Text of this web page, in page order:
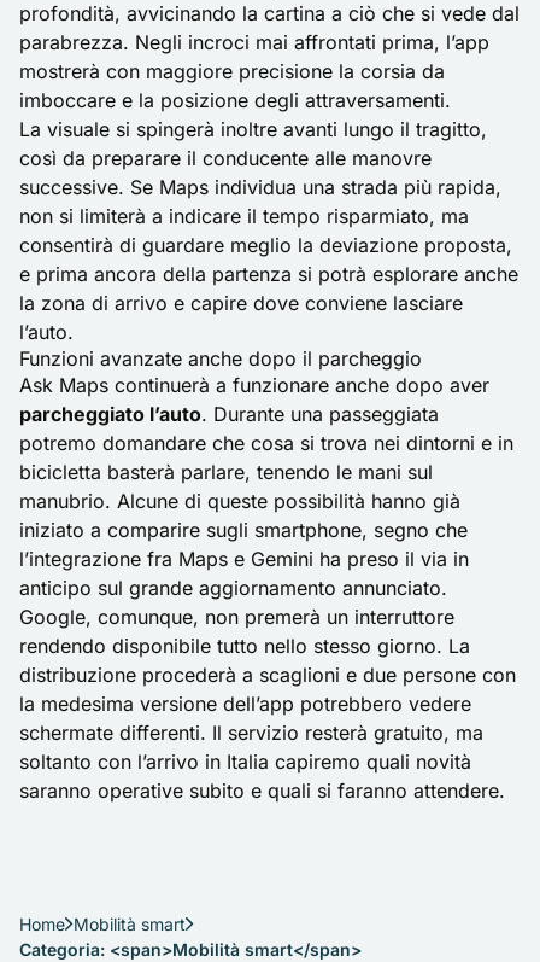
profondità, avvicinando la cartina a ciò che si vede dal
parabrezza. Negli incroci mai affrontati prima, l’app
mostrerà con maggiore precisione la corsia da
imboccare e la posizione degli attraversamenti.
La visuale si spingerà inoltre avanti lungo il tragitto,
così da preparare il conducente alle manovre
successive. Se Maps individua una strada più rapida,
non si limiterà a indicare il tempo risparmiato, ma
consentirà di guardare meglio la deviazione proposta,
e prima ancora della partenza si potrà esplorare anche
la zona di arrivo e capire dove conviene lasciare
l’auto.
Funzioni avanzate anche dopo il parcheggio
Ask Maps continuerà a funzionare anche dopo aver
parcheggiato l’auto. Durante una passeggiata
potremo domandare che cosa si trova nei dintorni e in
bicicletta basterà parlare, tenendo le mani sul
manubrio. Alcune di queste possibilità hanno già
iniziato a comparire sugli smartphone, segno che
l’integrazione fra Maps e Gemini ha preso il via in
anticipo sul grande aggiornamento annunciato.
Google, comunque, non premerà un interruttore
rendendo disponibile tutto nello stesso giorno. La
distribuzione procederà a scaglioni e due persone con
la medesima versione dell’app potrebbero vedere
schermate differenti. Il servizio resterà gratuito, ma
soltanto con l’arrivo in Italia capiremo quali novità
saranno operative subito e quali si faranno attendere.
Home Mobilità smart
Categoria: <span>Mobilità smart</span>